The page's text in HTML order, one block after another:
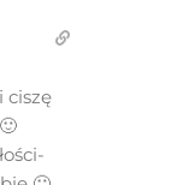
ciszę